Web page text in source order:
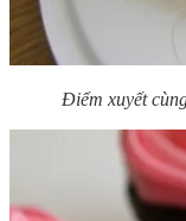
Điểm xuyết